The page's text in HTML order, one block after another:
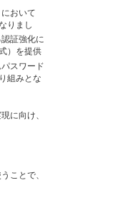
おいて
りまし
証強化に
）を提供
スワード
組みとな
に向け、
ことで、